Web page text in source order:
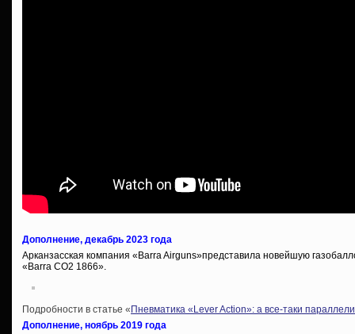
Дополнение, декабрь 2023 года
Арканзасская компания «Barra Airguns»представила новейшую
«Barra CO2 1866».
Подробности в статье «Пневматика «Lever Action»: а все-таки
Дополнение, ноябрь 2019 года